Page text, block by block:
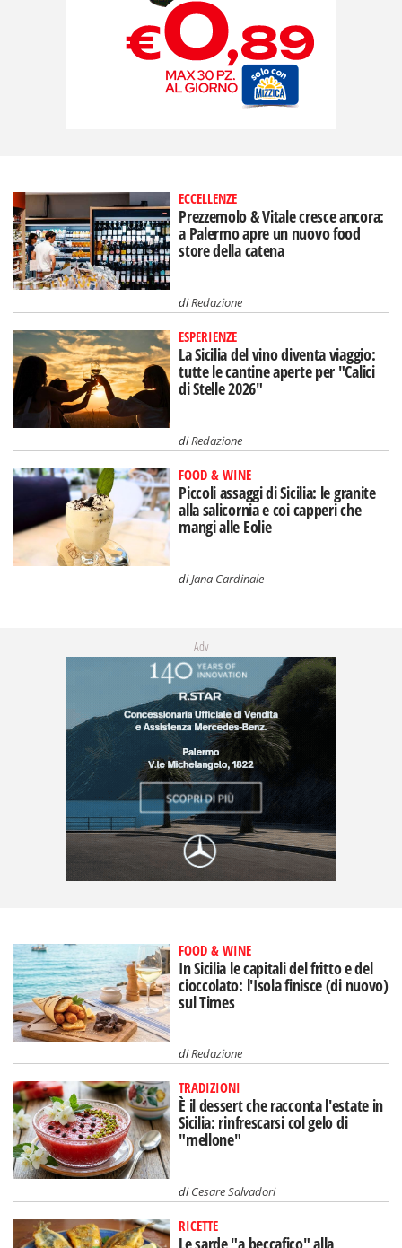
ECCELLENZE
Prezzemolo & Vitale cresce ancora:
a Palermo apre un nuovo food
store della catena
diRedazione
ESPERIENZE
La Sicilia del vino diventa viaggio:
tutte le cantine aperte per "Calici
di Stelle 2026"
diRedazione
FOOD & WINE
Piccoli assaggi di Sicilia: le granite
alla salicornia e coi capperi che
mangi alle Eolie
diJana Cardinale
Adv
FOOD & WINE
In Sicilia le capitali del fritto e del
cioccolato: l'Isola finisce (di nuovo)
sul Times
diRedazione
TRADIZIONI
È il dessert che racconta l'estate in
Sicilia: rinfrescarsi col gelo di
"mellone"
diCesare Salvadori
RICETTE
Le sarde "a beccafico" alla